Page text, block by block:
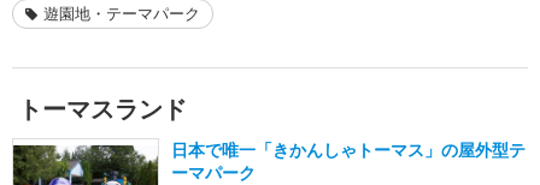
遊園地・テーマパーク
トーマスランド
日本で唯一「きかんしゃトーマス」の屋外型テ
ーマパーク